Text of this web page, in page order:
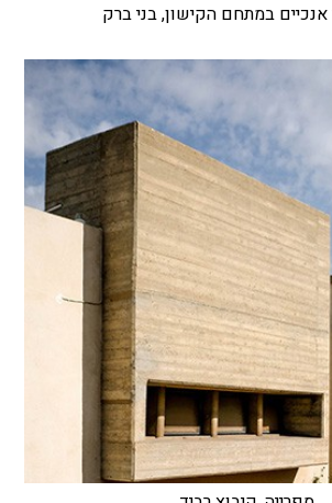
במתחם הקישון, בני ברק